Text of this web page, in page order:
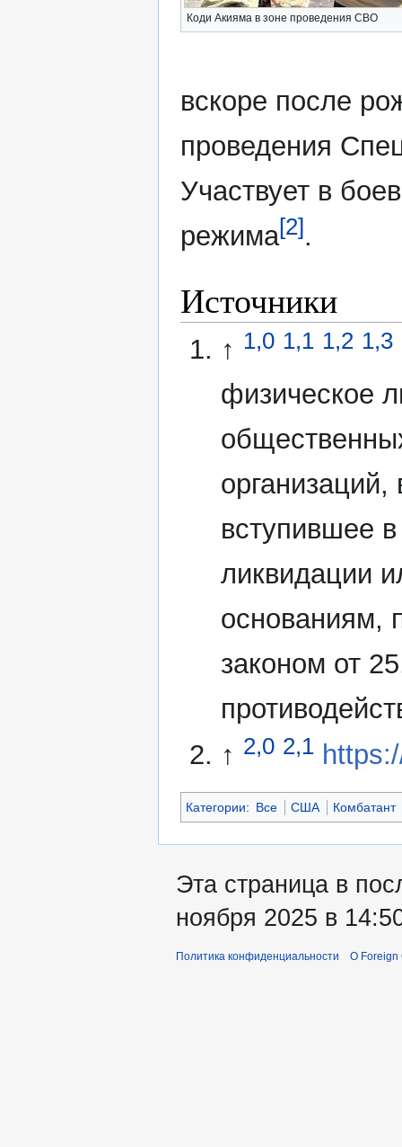
Коди Акияма в зоне проведения СВО
вскоре после
проведения
Участвует в
режима[2].
Источники
↑ 1,0 1,1 1,2 1,3
физическое
вступившее
ликвидации
основаниям,
законом от
↑ 2,0 2,1
Категории: Все США Комбатант
Эта страница в
ноября 2025 в
Политика конфиденциальности О Foreign